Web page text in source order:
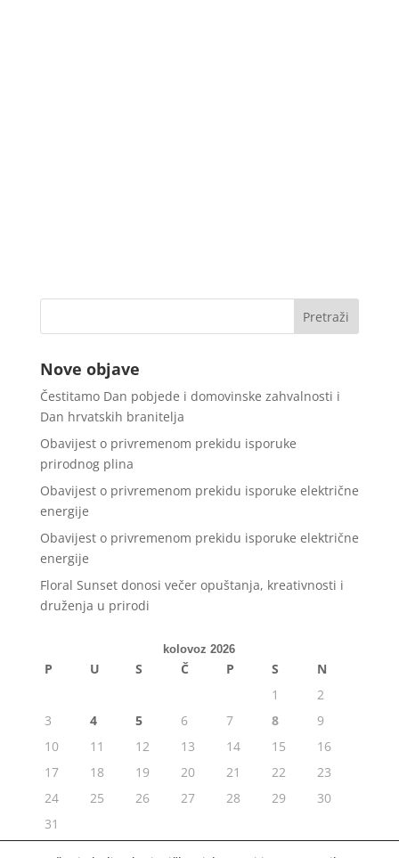
Nove objave
Čestitamo Dan pobjede i domovinske zahvalnosti i
Dan hrvatskih branitelja
Obavijest o privremenom prekidu isporuke
prirodnog plina
Obavijest o privremenom prekidu isporuke električne
energije
Obavijest o privremenom prekidu isporuke električne
energije
Floral Sunset donosi večer opuštanja, kreativnosti i
druženja u prirodi
kolovoz 2026
P U S Č P S
N
1
2
3
4 5 6 7 8
9
10
11 12 13 14 15
16
17
18 19 20 21 22
23
24
25 26 27 28 29
30
31
« srp